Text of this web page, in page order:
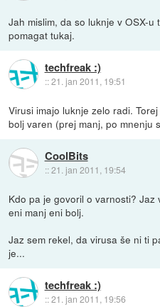
Jah mislim, da so luknje v OSX-
pomagat tukaj.
techfreak :)
::21. jan 2011, 19:51
Virusi imajo luknje zelo radi.
bolj varen (prej manj, po mnenju
CoolBits
::21. jan 2011, 19:54
Kdo pa je govoril o varnosti? Jaz
eni manj eni bolj.
Jaz sem rekel, da virusa še ni ti
je...
techfreak :)
::21. jan 2011, 19:56